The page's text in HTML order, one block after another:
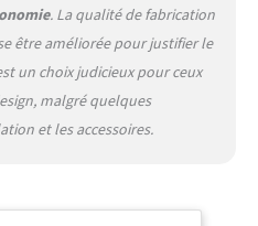
. La qualité de fabrication
être améliorée pour justifier le
un choix judicieux pour ceux
malgré quelques
et les accessoires.